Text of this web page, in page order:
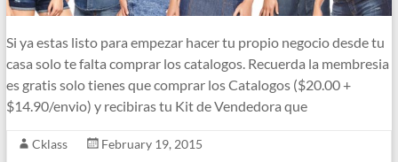
Si ya estas listo para empezar hacer tu propio negocio desde tu
casa solo te falta comprar los catalogos. Recuerda la membresia
es gratis solo tienes que comprar los Catalogos ($20.00 +
$14.90/envio) y recibiras tu Kit de Vendedora que
Cklass
February 19, 2015